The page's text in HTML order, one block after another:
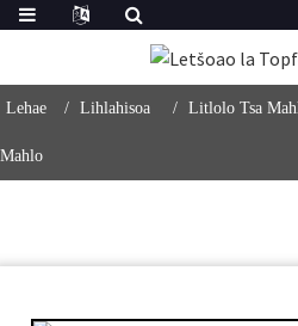
Lehae Lihlahisoa Litlolo Tsa
Mahlo